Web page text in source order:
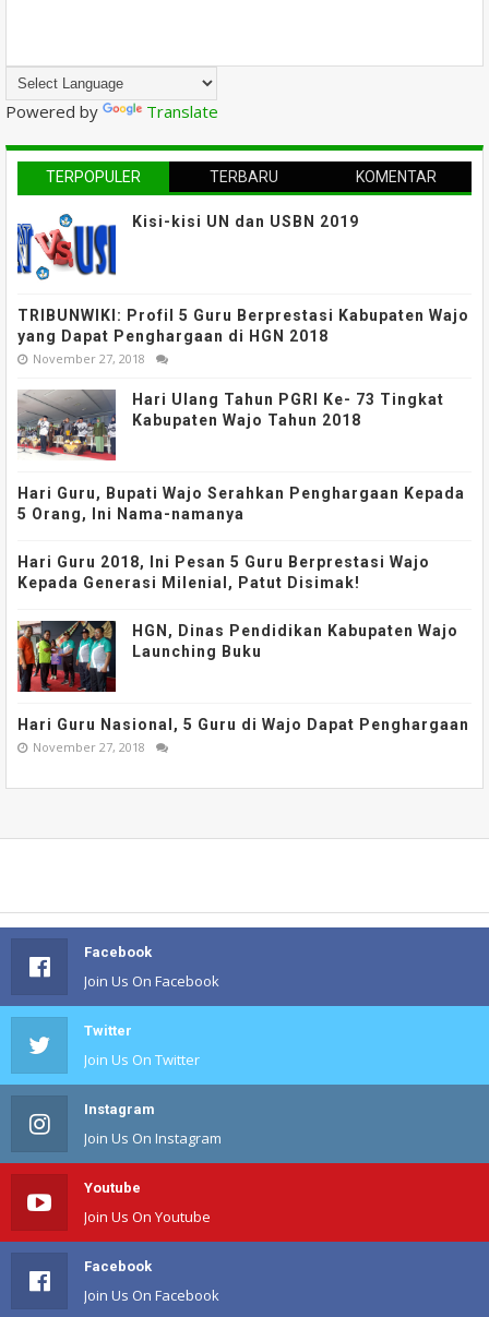
Powered by Translate
TERPOPULER TERBARU KOMENTAR
Kisi-kisi UN dan USBN 2019
TRIBUNWIKI: Profil 5 Guru Berprestasi Kabupaten Wajo
yang Dapat Penghargaan di HGN 2018
November 27, 2018
Hari Ulang Tahun PGRI Ke- 73 Tingkat
Kabupaten Wajo Tahun 2018
Hari Guru, Bupati Wajo Serahkan Penghargaan Kepada
5 Orang, Ini Nama-namanya
Hari Guru 2018, Ini Pesan 5 Guru Berprestasi Wajo
Kepada Generasi Milenial, Patut Disimak!
HGN, Dinas Pendidikan Kabupaten Wajo
Launching Buku
Hari Guru Nasional, 5 Guru di Wajo Dapat Penghargaan
November 27, 2018
Facebook
Join Us On Facebook
Twitter
Join Us On Twitter
Instagram
Join Us On Instagram
Youtube
Join Us On Youtube
Facebook
Join Us On Facebook